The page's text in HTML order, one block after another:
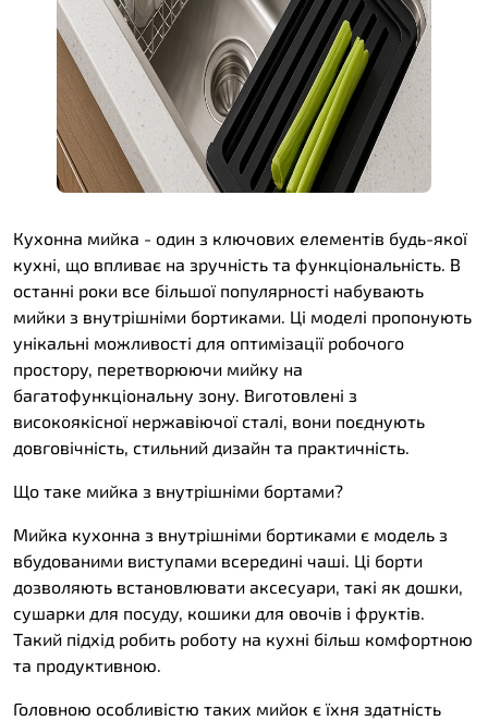
Кухонна мийка - один з ключових елементів будь-якої
кухні, що впливає на зручність та функціональність. В
останні роки все більшої популярності набувають
мийки з внутрішніми бортиками. Ці моделі пропонують
унікальні можливості для оптимізації робочого
простору, перетворюючи мийку на
багатофункціональну зону. Виготовлені з
високоякісної нержавіючої сталі, вони поєднують
довговічність, стильний дизайн та практичність.
Що таке мийка з внутрішніми бортами?
Мийка кухонна з внутрішніми бортиками є модель з
вбудованими виступами всередині чаші. Ці борти
дозволяють встановлювати аксесуари, такі як дошки,
сушарки для посуду, кошики для овочів і фруктів.
Такий підхід робить роботу на кухні більш комфортною
та продуктивною.
Головною особливістю таких мийок є їхня здатність